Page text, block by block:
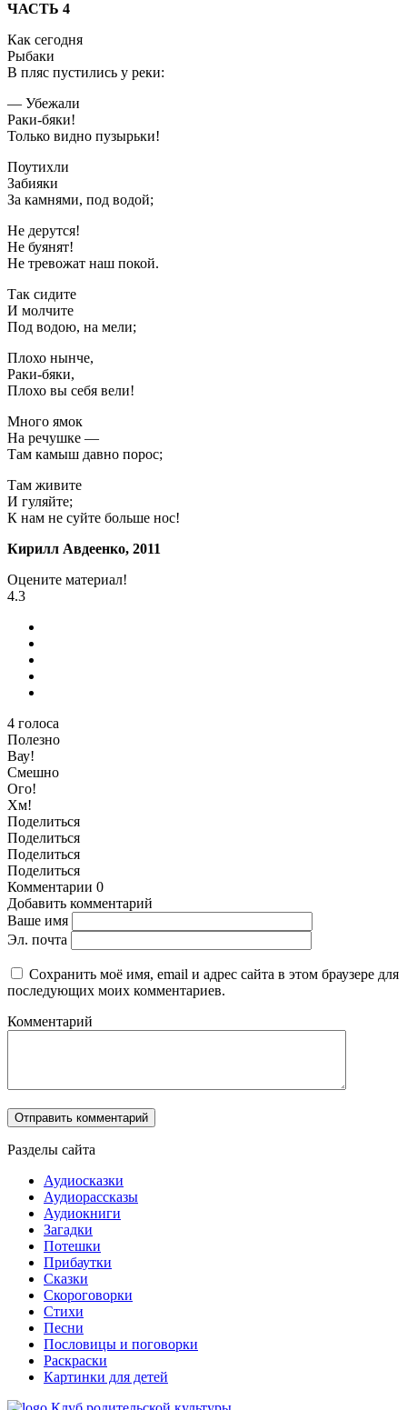
ЧАСТЬ 4
Как сегодня
Рыбаки
В пляс пустились у реки:
— Убежали
Раки-бяки!
Только видно пузырьки!
Поутихли
Забияки
За камнями, под водой;
Не дерутся!
Не буянят!
Не тревожат наш покой.
Так сидите
И молчите
Под водою, на мели;
Плохо нынче,
Раки-бяки,
Плохо вы себя вели!
Много ямок
На речушке —
Там камыш давно порос;
Там живите
И гуляйте;
К нам не суйте больше нос!
Кирилл Авдеенко, 2011
Оцените материал!
4.3
4 голоса
Полезно
Вау!
Смешно
Ого!
Хм!
Поделиться
Поделиться
Поделиться
Поделиться
Комментарии 0
Добавить комментарий
Ваше имя
Эл. почта
Сохранить моё имя, email и адрес сайта в этом браузере для
последующих моих комментариев.
Комментарий
Разделы сайта
Аудиосказки
Аудиорассказы
Аудиокниги
Загадки
Потешки
Прибаутки
Сказки
Скороговорки
Стихи
Песни
Пословицы и поговорки
Раскраски
Картинки для детей